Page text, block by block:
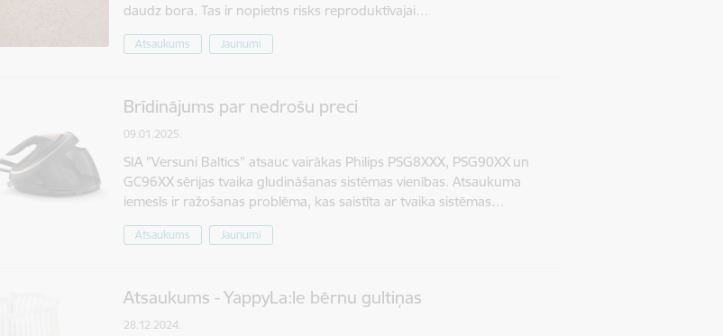
daudz bora. Tas ir nopietns risks reproduktīvajai…
Atsaukums Jaunumi
Brīdinājums par nedrošu preci
09.01.2025.
SIA "Versuni Baltics" atsauc vairākas Philips PSG8XXX, PSG90XX un
GC96XX sērijas tvaika gludināšanas sistēmas vienības. Atsaukuma
iemesls ir ražošanas problēma, kas saistīta ar tvaika sistēmas…
Atsaukums Jaunumi
Atsaukums - YappyLa:le bērnu gultiņas
28.12.2024.